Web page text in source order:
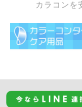
カラコンを